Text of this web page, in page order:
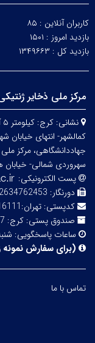
کاربران آنلاین : ۸۵
بازدید امروز : ۱۵۰۱
بازدید کل : ۱۳۴۹۶۶۳
مرکز ملی ذخایر
نشانی:
کمالشهر- انتهای
جهاددانشگاهی، مرکز
سهروردی شمالی- خیابان
پست الکترونیکی:
دورنگار: 02143855754
کدپستی: تهران:1551916111 کرج:3365166518
صندوق پستی: کرج: 3197996817 تهران:15855-161
ساعات پاسخگویی:
(برای سفارش
تماس با ما